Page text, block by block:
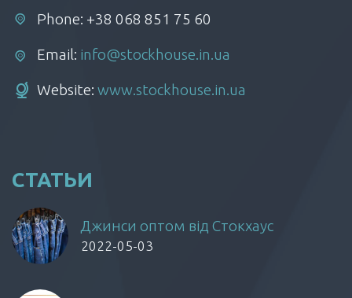
Phone: +38 068 851 75 60
Email: info@stockhouse.in.ua
Website: www.stockhouse.in.ua
СТАТЬИ
Джинси оптом від Стокхаус
2022-05-03